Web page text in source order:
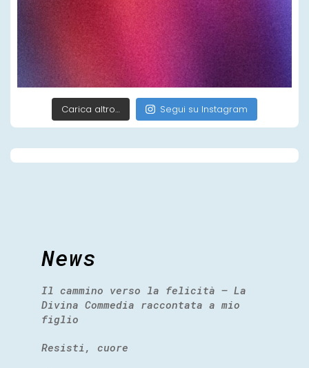
Carica altro… Segui su Instagram
News
Il cammino verso la felicità – La
Divina Commedia raccontata a mio
figlio
Resisti, cuore